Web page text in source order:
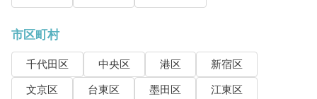
市区町村
千代田区 中央区 港区
新宿区
文京区
台東区 墨田区
江東区